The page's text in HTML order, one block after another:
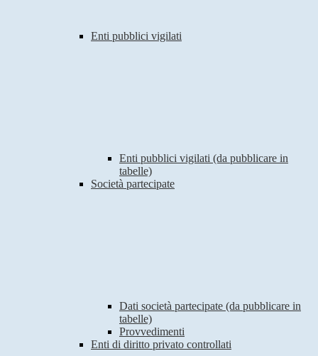
Enti pubblici vigilati
Enti pubblici vigilati (da pubblicare in
tabelle)
Società partecipate
Dati società partecipate (da pubblicare in
tabelle)
Provvedimenti
Enti di diritto privato controllati